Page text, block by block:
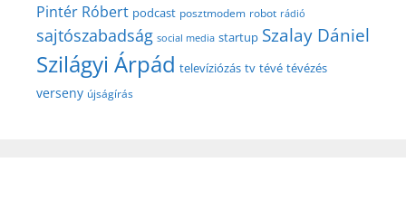
Pintér Róbert podcast posztmodem robot rádió
sajtószabadság social media startup Szalay Dániel
Szilágyi Árpád televíziózás tv tévé tévézés
verseny újságírás